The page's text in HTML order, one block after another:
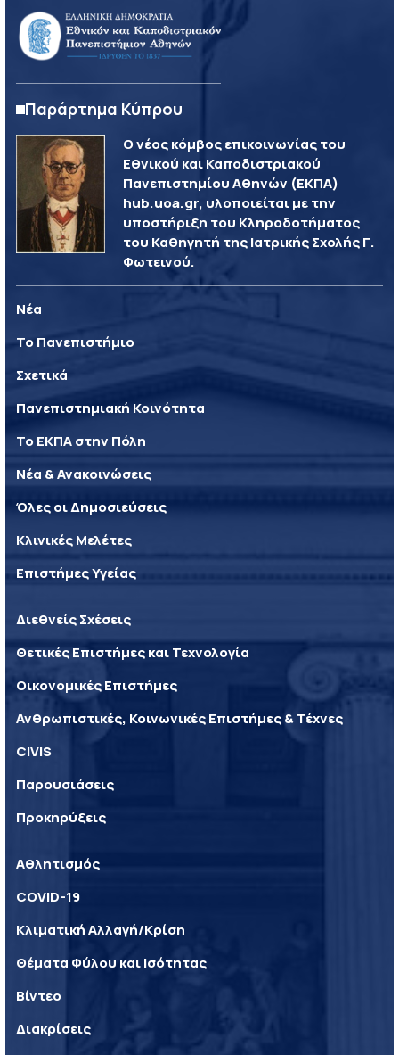
Παράρτημα Κύπρου
Ο νέος κόμβος επικοινωνίας του
Εθνικού και Καποδιστριακού
Πανεπιστημίου Αθηνών (ΕΚΠΑ)
hub.uoa.gr, υλοποιείται με την
υποστήριξη του Κληροδοτήματος
του Καθηγητή της Ιατρικής Σχολής Γ.
Φωτεινού.
Νέα
Το Πανεπιστήμιο
Σχετικά
Πανεπιστημιακή Κοινότητα
Το ΕΚΠΑ στην Πόλη
Νέα & Ανακοινώσεις
Όλες οι Δημοσιεύσεις
Κλινικές Μελέτες
Επιστήμες Υγείας
Διεθνείς Σχέσεις
Θετικές Επιστήμες και Τεχνολογία
Οικονομικές Επιστήμες
Ανθρωπιστικές, Κοινωνικές Επιστήμες & Τέχνες
CIVIS
Παρουσιάσεις
Προκηρύξεις
Αθλητισμός
COVID-19
Κλιματική Αλλαγή/Κρίση
Θέματα Φύλου και Ισότητας
Βίντεο
Διακρίσεις